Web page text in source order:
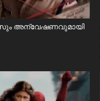
അന്വേഷണവുമായി